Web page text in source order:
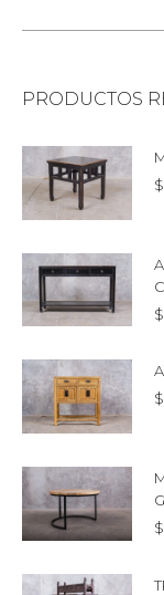
PRODUCTOS
$
$
$
$